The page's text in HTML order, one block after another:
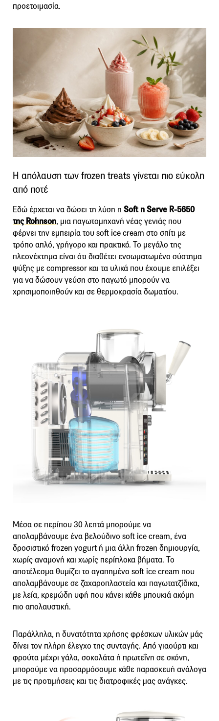
προετοιμασία.
Η απόλαυση των frozen treats γίνεται πιο εύκολη
από ποτέ
Εδώ έρχεται να δώσει τη λύση η Soft n Serve R-5650
της Rohnson, μια παγωτομηχανή νέας γενιάς που
φέρνει την εμπειρία του soft ice cream στο σπίτι με
τρόπο απλό, γρήγορο και πρακτικό. Το μεγάλο της
πλεονέκτημα είναι ότι διαθέτει ενσωματωμένο σύστημα
ψύξης με compressor και τα υλικά που έχουμε επιλέξει
για να δώσουν γεύση στο παγωτό μπορούν να
χρησιμοποιηθούν και σε θερμοκρασία δωματίου.
Μέσα σε περίπου 30 λεπτά μπορούμε να
απολαμβάνουμε ένα βελούδινο soft ice cream, ένα
δροσιστικό frozen yogurt ή μια άλλη frozen δημιουργία,
χωρίς αναμονή και χωρίς περίπλοκα βήματα. Το
αποτέλεσμα θυμίζει το αγαπημένο soft ice cream που
απολαμβάνουμε σε ζαχαροπλαστεία και παγωτατζίδικα,
με λεία, κρεμώδη υφή που κάνει κάθε μπουκιά ακόμη
πιο απολαυστική.
Παράλληλα, η δυνατότητα χρήσης φρέσκων υλικών μάς
δίνει τον πλήρη έλεγχο της συνταγής. Από γιαούρτι και
φρούτα μέχρι γάλα, σοκολάτα ή πρωτεΐνη σε σκόνη,
μπορούμε να προσαρμόσουμε κάθε παρασκευή ανάλογα
με τις προτιμήσεις και τις διατροφικές μας ανάγκες.